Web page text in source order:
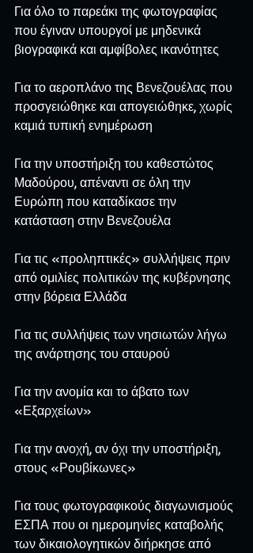
Για όλο το παρεάκι της φωτογραφίας
που έγιναν υπουργοί με μηδενικά
βιογραφικά και αμφίβολες ικανότητες
Για το αεροπλάνο της Βενεζουέλας που
προσγειώθηκε και απογειώθηκε, χωρίς
καμιά τυπική ενημέρωση
Για την υποστήριξη του καθεστώτος
Μαδούρου, απέναντι σε όλη την
Ευρώπη που καταδίκασε την
κατάσταση στην Βενεζουέλα
Για τις «προληπτικές» συλλήψεις πριν
από ομιλίες πολιτικών της κυβέρνησης
στην βόρεια Ελλάδα
Για τις συλλήψεις των νησιωτών λήγω
της ανάρτησης του σταυρού
Για την ανομία και το άβατο των
«Εξαρχείων»
Για την ανοχή, αν όχι την υποστήριξη,
στους «Ρουβίκωνες»
Για τους φωτογραφικούς διαγωνισμούς
ΕΣΠΑ που οι ημερομηνίες καταβολής
των δικαιολογητικών διήρκησε από